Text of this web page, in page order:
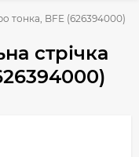
тонка, BFE (626394000)
стрічка